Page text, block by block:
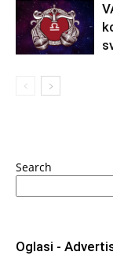
Search
Oglasi -